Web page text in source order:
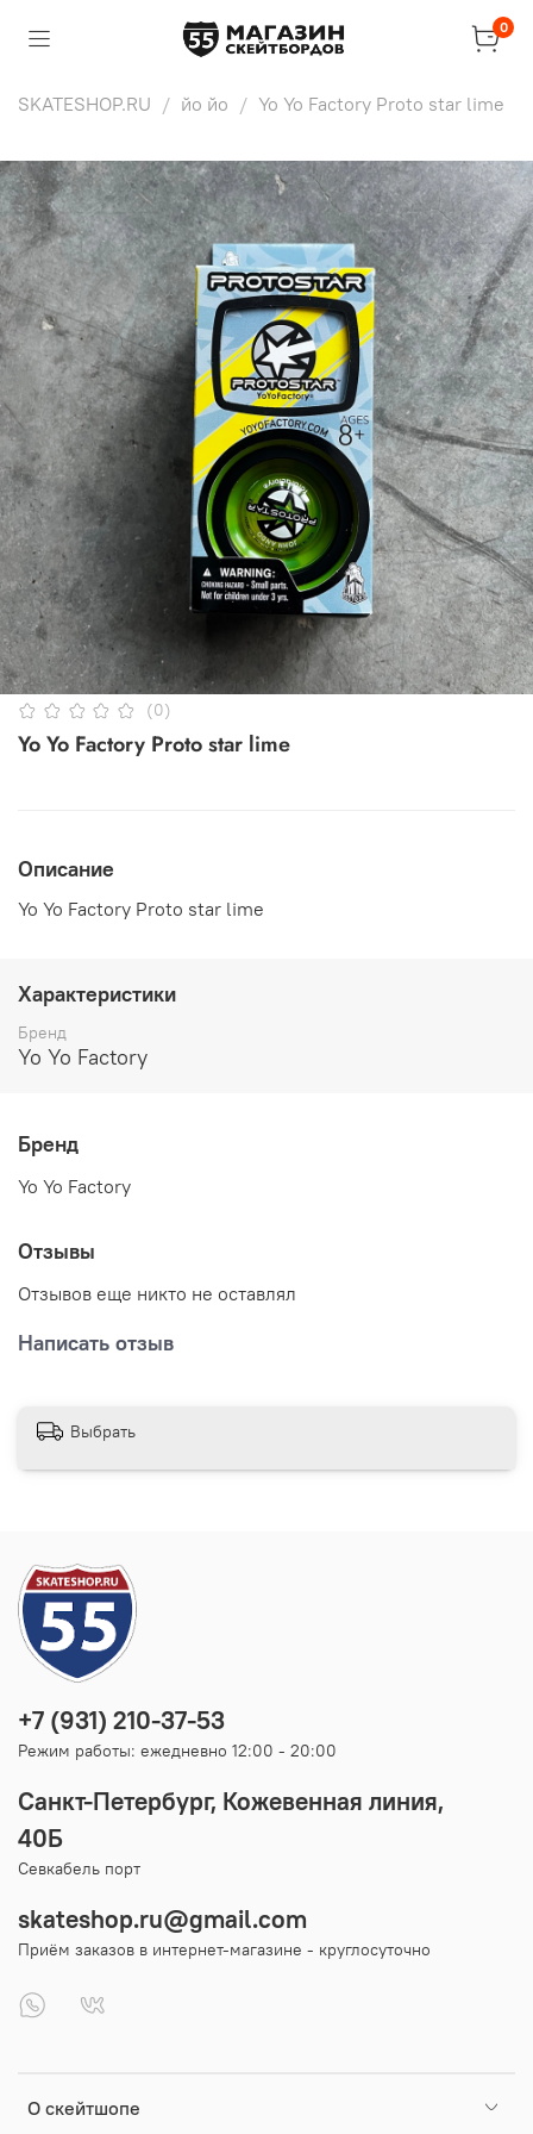
0
SKATESHOP.RU йо йо Yo Yo Factory Proto star lime
(0)
Yo Yo Factory Proto star lime
Описание
Yo Yo Factory Proto star lime
Характеристики
Бренд
Yo Yo Factory
Бренд
Yo Yo Factory
Отзывы
Отзывов еще никто не оставлял
Написать отзыв
Выбрать
О скейтшопе
+7 (931) 210-37-53
Режим работы: ежедневно 12:00 - 20:00
Санкт-Петербург, Кожевенная линия,
40Б
Севкабель порт
skateshop.ru@gmail.com
Приём заказов в интернет-магазине - круглосуточно